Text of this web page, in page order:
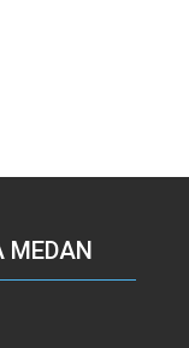
MEDAN